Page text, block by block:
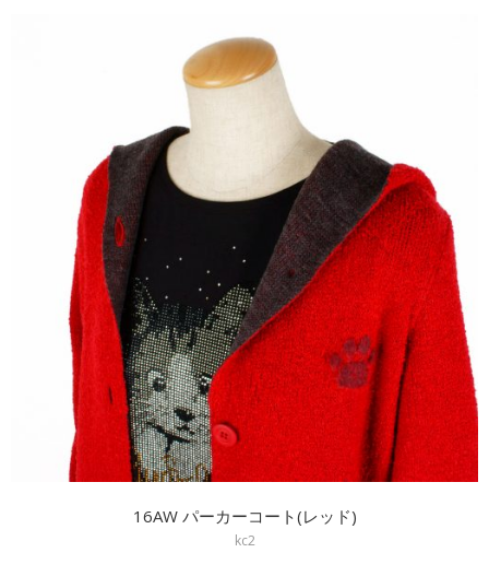
16AW パーカーコート(レッド)
kc2